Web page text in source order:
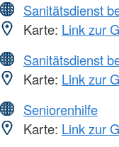
Sanitätsdienst
Karte: Link zur
Sanitätsdienst
Karte: Link zur
Seniorenhilfe
Karte: Link zur